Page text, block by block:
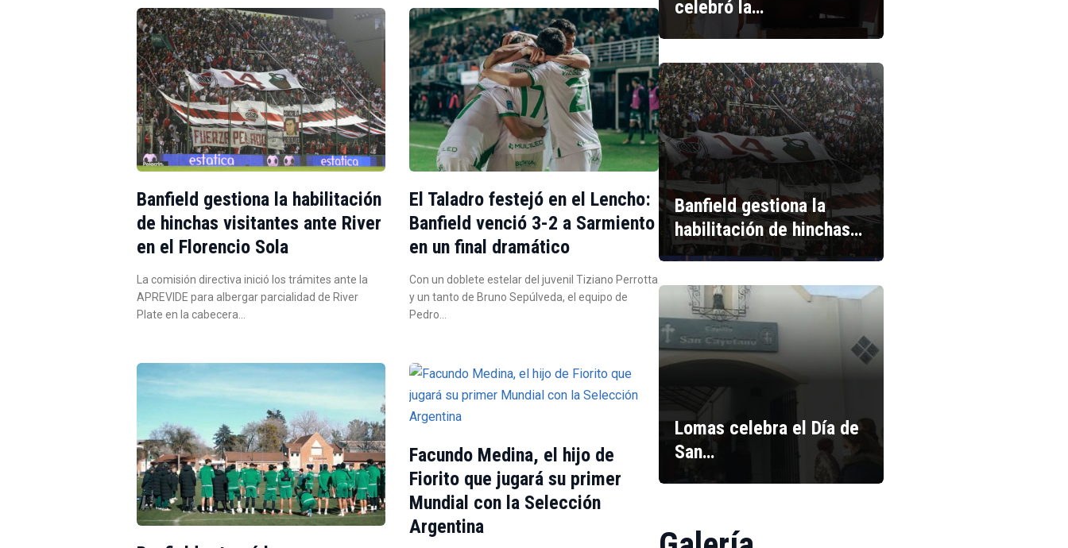
Banfield gestiona la habilitación
de hinchas visitantes ante River
en el Florencio Sola
La comisión directiva inició los trámites ante la
APREVIDE para albergar parcialidad de River
Plate en la cabecera…
El Taladro festejó en el Lencho:
Banfield venció 3-2 a Sarmiento
en un final dramático
Con un doblete estelar del juvenil Tiziano Perrotta
y un tanto de Bruno Sepúlveda, el equipo de
Pedro…
Facundo Medina, el hijo de
Fiorito que jugará su primer
Mundial con la Selección
Argentina
celebró la…
Banfield gestiona la
habilitación de hinchas…
Lomas celebra el Día de
San…